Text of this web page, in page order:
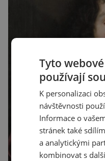
Tyto
používají
K personalizaci
návštěvnosti
Informace o
stránek také
a analytickými
kombinovat s